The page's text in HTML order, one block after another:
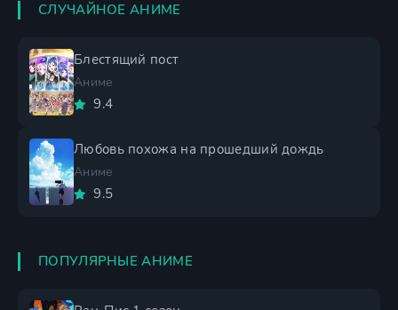
СЛУЧАЙНОЕ АНИМЕ
Блестящий пост
Аниме
9.4
Любовь похожа на прошедший дождь
Аниме
9.5
ПОПУЛЯРНЫЕ АНИМЕ